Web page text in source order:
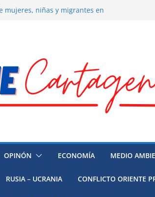
la muerte de preso político en
hacia la recuperación
ambiental en México
OPINÓN ECONOMÍA MEDIO
RUSIA – UCRANIA CONFLICTO ORIENTE